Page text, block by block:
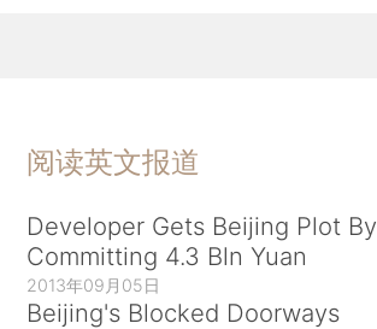
阅读英文报道
Developer Gets Beijing Plot By
Committing 4.3 Bln Yuan
2013年09月05日
Beijing's Blocked Doorways